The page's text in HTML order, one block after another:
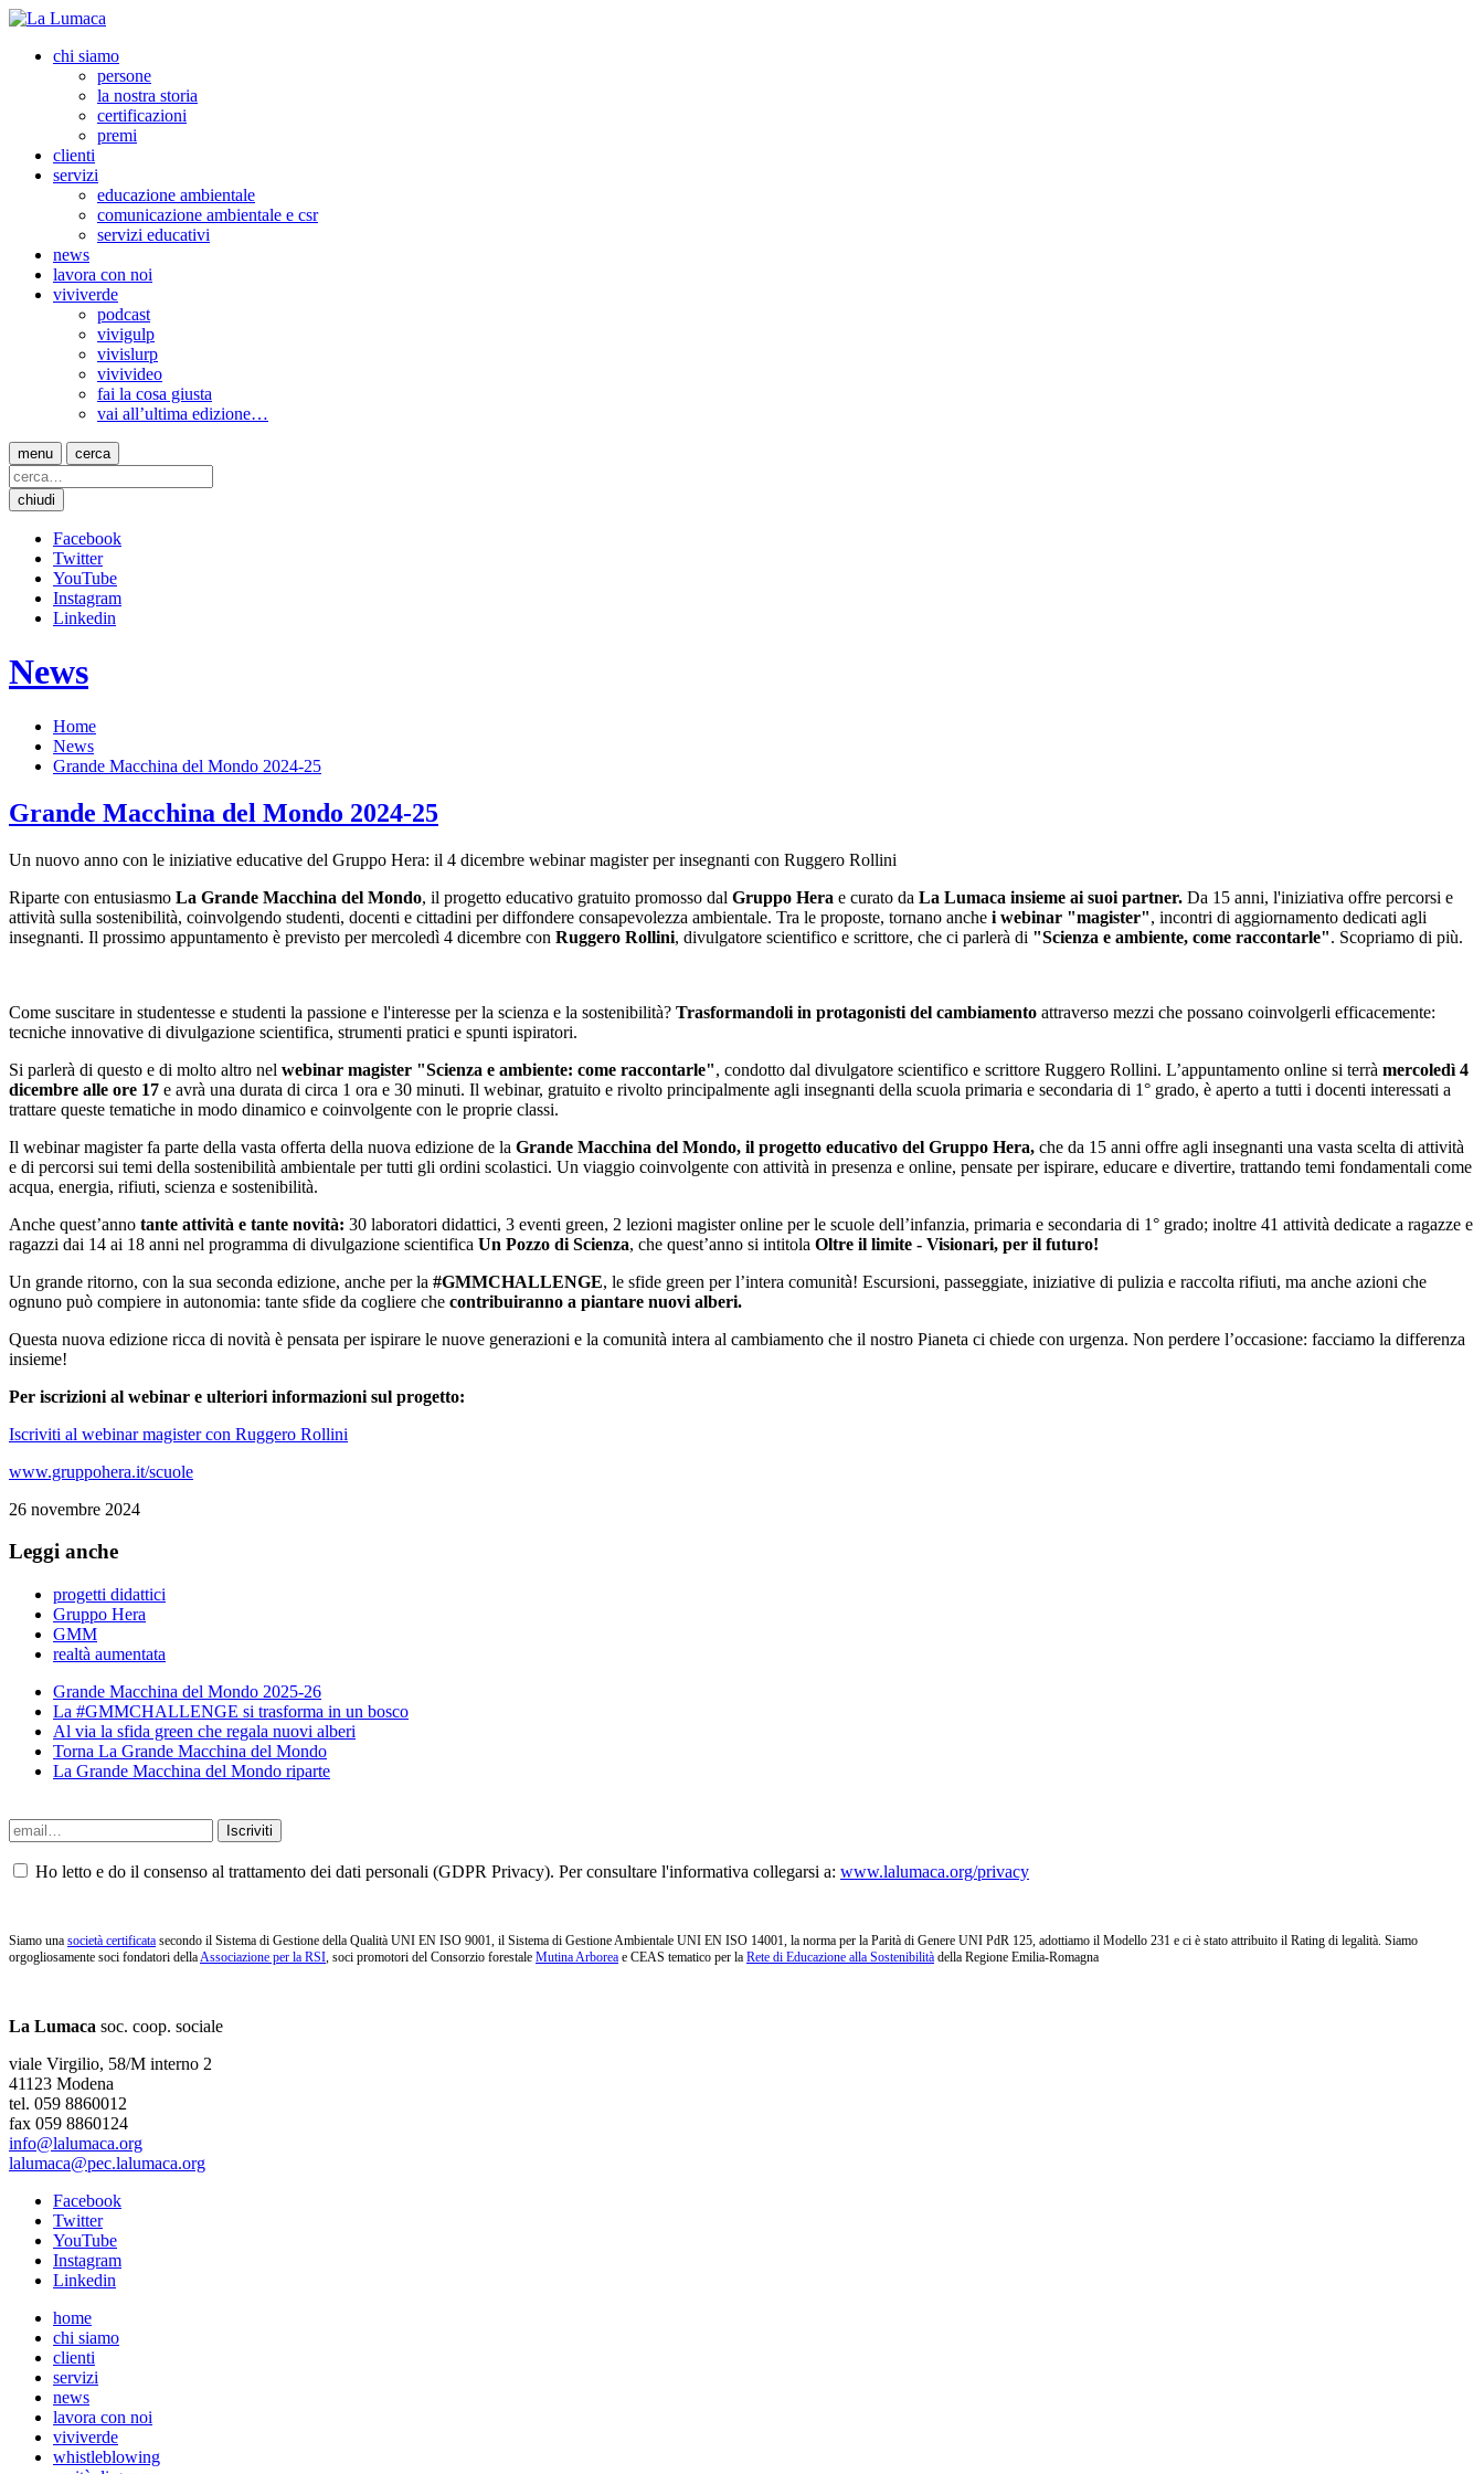
chi siamo
persone
la nostra storia
certificazioni
premi
clienti
servizi
educazione ambientale
comunicazione ambientale e csr
servizi educativi
news
lavora con noi
viviverde
podcast
vivigulp
vivislurp
vivivideo
fai la cosa giusta
vai all’ultima edizione…
menu cerca
chiudi
Facebook
Twitter
YouTube
Instagram
Linkedin
News
Home
News
Grande Macchina del Mondo 2024-25
Grande Macchina del Mondo 2024-25
Un nuovo anno con le iniziative educative del Gruppo Hera: il 4 dicembre webinar magister per insegnanti con Ruggero Rollini
Riparte con entusiasmo La Grande Macchina del Mondo, il progetto educativo gratuito promosso dal Gruppo Hera e curato da La Lumaca insieme ai suoi partner. Da 15 anni, l'iniziativa offre percorsi e
attività sulla sostenibilità, coinvolgendo studenti, docenti e cittadini per diffondere consapevolezza ambientale. Tra le proposte, tornano anche i webinar "magister", incontri di aggiornamento dedicati agli
insegnanti. Il prossimo appuntamento è previsto per mercoledì 4 dicembre con Ruggero Rollini, divulgatore scientifico e scrittore, che ci parlerà di "Scienza e ambiente, come raccontarle". Scopriamo di più.
Come suscitare in studentesse e studenti la passione e l'interesse per la scienza e la sostenibilità? Trasformandoli in protagonisti del cambiamento attraverso mezzi che possano coinvolgerli efficacemente:
tecniche innovative di divulgazione scientifica, strumenti pratici e spunti ispiratori.
Si parlerà di questo e di molto altro nel webinar magister "Scienza e ambiente: come raccontarle", condotto dal divulgatore scientifico e scrittore Ruggero Rollini. L’appuntamento online si terrà mercoledì 4
dicembre alle ore 17 e avrà una durata di circa 1 ora e 30 minuti. Il webinar, gratuito e rivolto principalmente agli insegnanti della scuola primaria e secondaria di 1° grado, è aperto a tutti i docenti interessati a
trattare queste tematiche in modo dinamico e coinvolgente con le proprie classi.
Il webinar magister fa parte della vasta offerta della nuova edizione de la Grande Macchina del Mondo, il progetto educativo del Gruppo Hera, che da 15 anni offre agli insegnanti una vasta scelta di attività
e di percorsi sui temi della sostenibilità ambientale per tutti gli ordini scolastici. Un viaggio coinvolgente con attività in presenza e online, pensate per ispirare, educare e divertire, trattando temi fondamentali come
acqua, energia, rifiuti, scienza e sostenibilità.
Anche quest’anno tante attività e tante novità: 30 laboratori didattici, 3 eventi green, 2 lezioni magister online per le scuole dell’infanzia, primaria e secondaria di 1° grado; inoltre 41 attività dedicate a ragazze e
ragazzi dai 14 ai 18 anni nel programma di divulgazione scientifica Un Pozzo di Scienza, che quest’anno si intitola Oltre il limite - Visionari, per il futuro!
Un grande ritorno, con la sua seconda edizione, anche per la #GMMCHALLENGE, le sfide green per l’intera comunità! Escursioni, passeggiate, iniziative di pulizia e raccolta rifiuti, ma anche azioni che
ognuno può compiere in autonomia: tante sfide da cogliere che contribuiranno a piantare nuovi alberi.
Questa nuova edizione ricca di novità è pensata per ispirare le nuove generazioni e la comunità intera al cambiamento che il nostro Pianeta ci chiede con urgenza. Non perdere l’occasione: facciamo la differenza
insieme!
Per iscrizioni al webinar e ulteriori informazioni sul progetto:
Iscriviti al webinar magister con Ruggero Rollini
www.gruppohera.it/scuole
26 novembre 2024
Leggi anche
progetti didattici
Gruppo Hera
GMM
realtà aumentata
Grande Macchina del Mondo 2025-26
La #GMMCHALLENGE si trasforma in un bosco
Al via la sfida green che regala nuovi alberi
Torna La Grande Macchina del Mondo
La Grande Macchina del Mondo riparte
Ho letto e do il consenso al trattamento dei dati personali (GDPR Privacy). Per consultare l'informativa collegarsi a: www.lalumaca.org/privacy
Siamo una società certificata secondo il Sistema di Gestione della Qualità UNI EN ISO 9001, il Sistema di Gestione Ambientale UNI EN ISO 14001, la norma per la Parità di Genere UNI PdR 125, adottiamo il Modello 231 e ci è stato attribuito il Rating di legalità. Siamo
orgogliosamente soci fondatori dellaAssociazione per la RSI, soci promotori del Consorzio forestale Mutina Arborea e CEAS tematico per la Rete di Educazione alla Sostenibilità della Regione Emilia-Romagna
La Lumaca soc. coop. sociale
viale Virgilio, 58/M interno 2
41123 Modena
tel. 059 8860012
fax 059 8860124
info@lalumaca.org
lalumaca@pec.lalumaca.org
Facebook
Twitter
YouTube
Instagram
Linkedin
home
chi siamo
clienti
servizi
news
lavora con noi
viviverde
whistleblowing